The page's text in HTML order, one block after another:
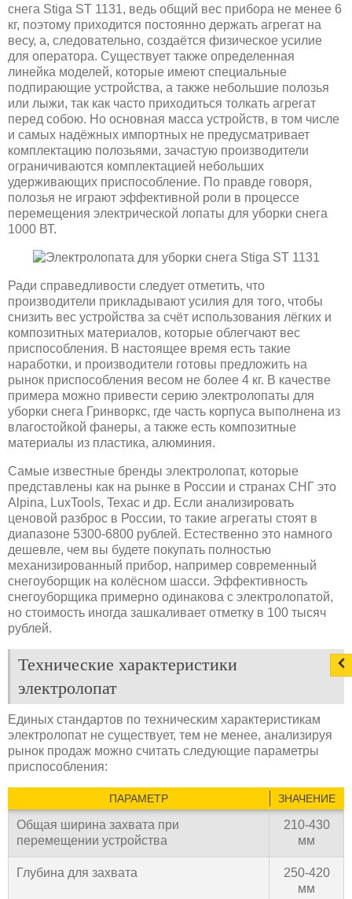
снега Stiga ST 1131, ведь общий вес прибора не менее 6
кг, поэтому приходится постоянно держать агрегат на
весу, а, следовательно, создаётся физическое усилие
для оператора. Существует также определенная
линейка моделей, которые имеют специальные
подпирающие устройства, а также небольшие полозья
или лыжи, так как часто приходиться толкать агрегат
перед собою. Но основная масса устройств, в том числе
и самых надёжных импортных не предусматривает
комплектацию полозьями, зачастую производители
ограничиваются комплектацией небольших
удерживающих приспособление. По правде говоря,
полозья не играют эффективной роли в процессе
перемещения электрической лопаты для уборки снега
1000 ВТ.
Ради справедливости следует отметить, что
производители прикладывают усилия для того, чтобы
снизить вес устройства за счёт использования лёгких и
композитных материалов, которые облегчают вес
приспособления. В настоящее время есть такие
наработки, и производители готовы предложить на
рынок приспособления весом не более 4 кг. В качестве
примера можно привести серию электролопаты для
уборки снега Гринворкс, где часть корпуса выполнена из
влагостойкой фанеры, а также есть композитные
материалы из пластика, алюминия.
Самые известные бренды электролопат, которые
представлены как на рынке в России и странах СНГ это
Alpina, LuxTools, Texac и др. Если анализировать
ценовой разброс в России, то такие агрегаты стоят в
диапазоне 5300-6800 рублей. Естественно это намного
дешевле, чем вы будете покупать полностью
механизированный прибор, например современный
снегоуборщик на колёсном шасси. Эффективность
снегоуборщика примерно одинакова с электролопатой,
но стоимость иногда зашкаливает отметку в 100 тысяч
рублей.
Технические характеристики
электролопат
Единых стандартов по техническим характеристикам
электролопат не существует, тем не менее, анализируя
рынок продаж можно считать следующие параметры
приспособления:
ПАРАМЕТР ЗНАЧЕНИЕ
Общая ширина захвата при
перемещении устройства
210-430
мм
Глубина для захвата
250-420
мм